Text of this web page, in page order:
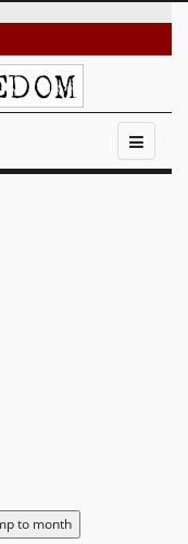
to month